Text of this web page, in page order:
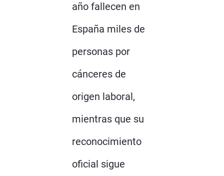
año fallecen en
España miles de
personas por
cánceres de
origen laboral,
mientras que su
reconocimiento
oficial sigue